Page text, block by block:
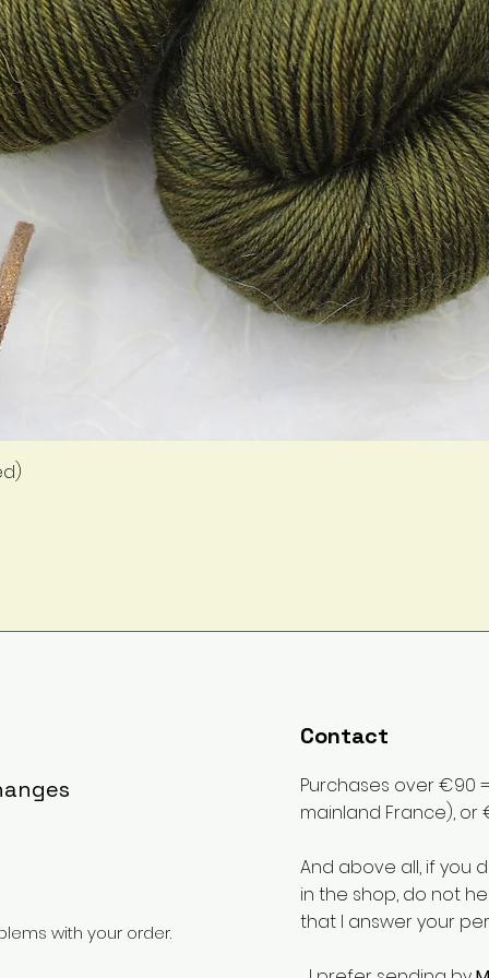
with your order.
Contact
Purchases over €90
mainland France),
And above all, if you
in the shop, do not
that I answer your